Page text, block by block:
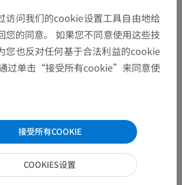
访问我们的cookie设置工具自由地给
您的同意。 如果您不同意使用这些技
您也反对任何基于合法利益的cookie
过单击“接受所有cookie”来同意使
接受所有COOKIE
COOKIES设置